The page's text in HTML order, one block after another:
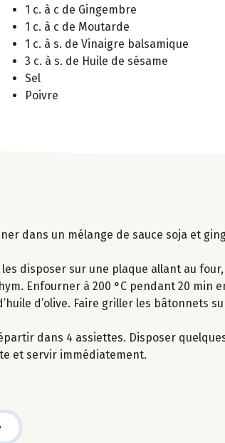
1 c. à c de Gingembre
1 c. à c de Moutarde
1 c. à s. de Vinaigre balsamique
3 c. à s. de Huile de sésame
Sel
Poivre
dans un mélange de sauce soja et
disposer sur une plaque allant au
Enfourner à 200 °C pendant 20 min
d’olive. Faire griller les bâtonnets
dans 4 assiettes. Disposer
et servir immédiatement.